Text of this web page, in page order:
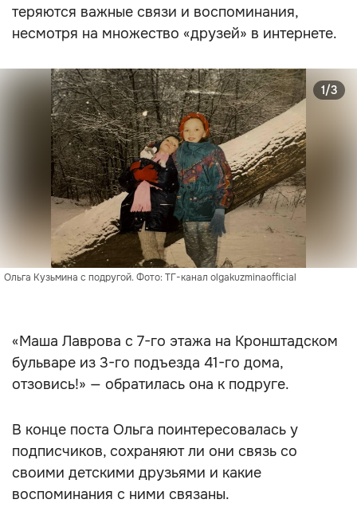
теряются важные связи и воспоминания,
несмотря на множество «друзей» в интернете.
Ольга Кузьмина с подругой. Фото: ТГ-канал olgakuzminaofficial
1/3
«Маша Лаврова с 7-го этажа на Кронштадском
бульваре из 3-го подъезда 41-го дома,
отзовись!» — обратилась она к подруге.
В конце поста Ольга поинтересовалась у
подписчиков, сохраняют ли они связь со
своими детскими друзьями и какие
воспоминания с ними связаны.